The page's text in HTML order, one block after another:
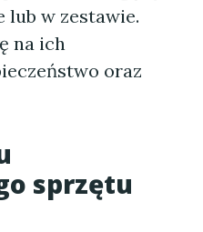
lub w zestawie.
na ich
oraz
sprzętu